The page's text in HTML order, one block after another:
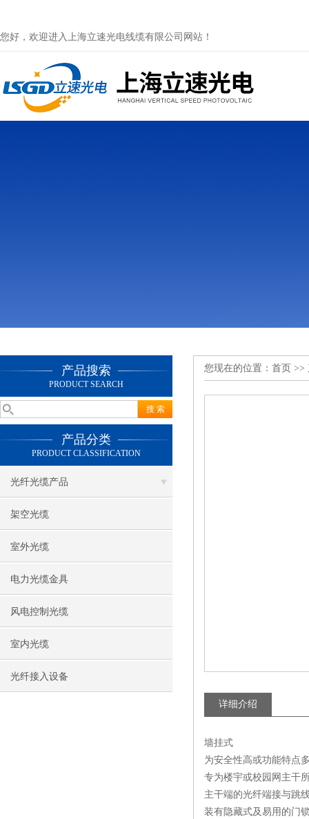
您好，欢迎进入上海立速光电线缆有限公司网站！
产品搜索
PRODUCT SEARCH
产品分类
PRODUCT CLASSIFICATION
光纤光缆产品
架空光缆
室外光缆
电力光缆金具
风电控制光缆
室内光缆
光纤接入设备
您现在的位置： 首页 >>
详细介绍
墙挂式
为安全性高或功能特点
专为楼宇或校园网主干
主干端的光纤端接与跳
装有隐藏式及易用的门